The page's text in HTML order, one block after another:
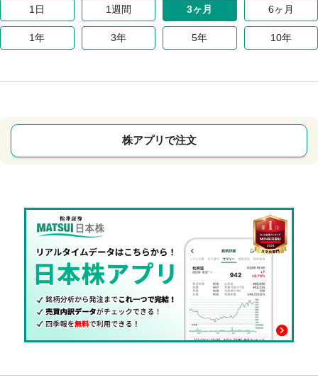
1日 1週間 3ヶ月 6ヶ月
1年 3年 5年 10年
株アプリで注文